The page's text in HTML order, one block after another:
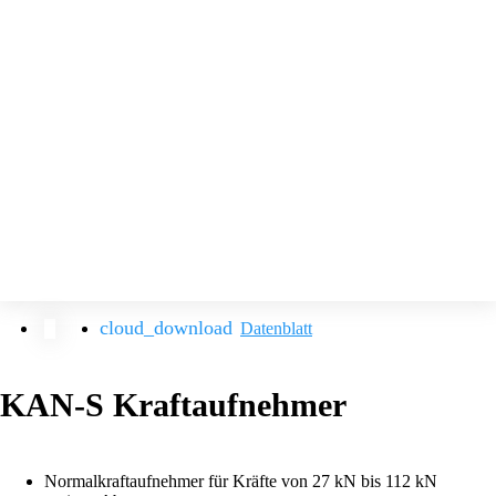
Datenblatt
KAN-S Kraftaufnehmer
Normalkraftaufnehmer für Kräfte von 27 kN bis 112 kN